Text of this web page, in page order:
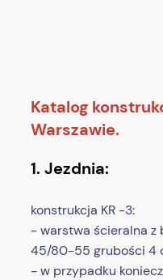
Katalog
Warszawie.
1. Jezdnia:
konstrukcja KR -3:
- warstwa ścieralna z
45/80-55 grubości 4
- w przypadku